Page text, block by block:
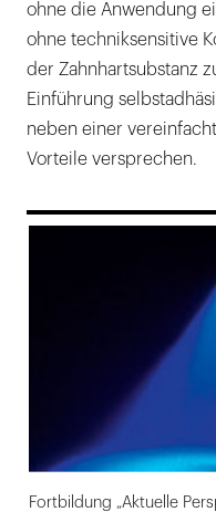
ohne die Anwendung
ohne techniksensitive
der Zahnhartsubstanz
Einführung
neben einer
Vorteile versprechen.
Fortbildung „Aktuelle